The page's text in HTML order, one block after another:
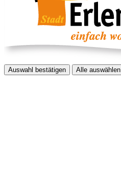
Auswahl bestätigen Alle auswählen